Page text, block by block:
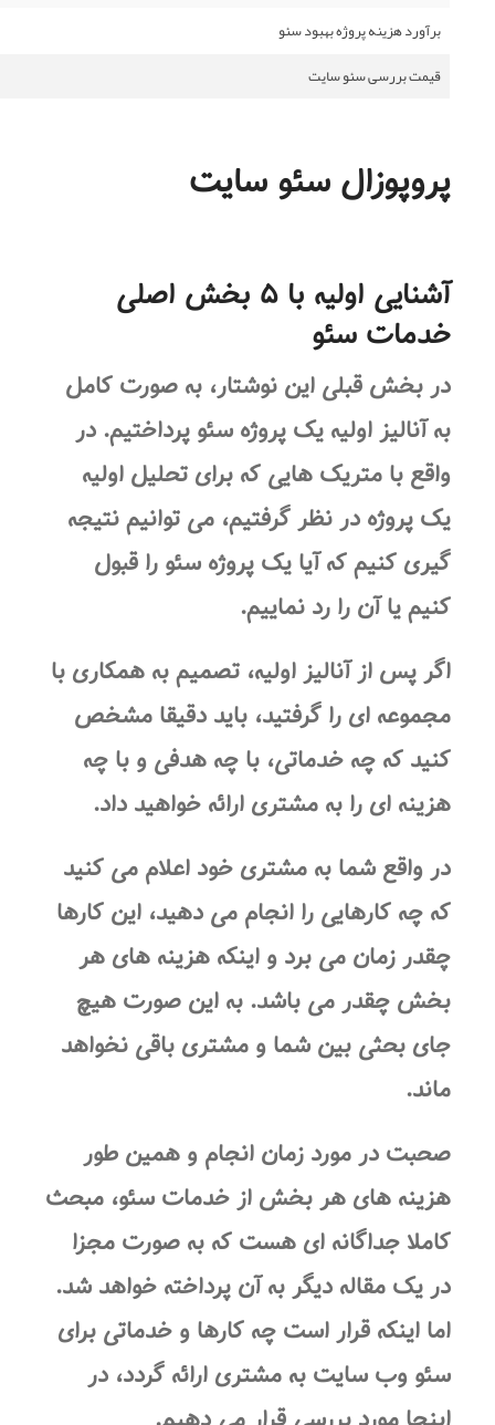
برآورد هزینه پروژه بهبود سئو
قیمت بررسی سئو سایت
پروپوزال سئو سایت
آشنایی اولیه با ۵ بخش اصلی
خدمات سئو
در بخش قبلی این نوشتار، به صورت کامل
به آنالیز اولیه یک پروژه سئو پرداختیم. در
واقع با متریک هایی که برای تحلیل اولیه
یک پروژه در نظر گرفتیم، می توانیم نتیجه
گیری کنیم که آیا یک پروژه سئو را قبول
کنیم یا آن را رد نماییم.
اگر پس از آنالیز اولیه، تصمیم به همکاری با
مجموعه ای را گرفتید، باید دقیقا مشخص
کنید که چه خدماتی، با چه هدفی و با چه
هزینه ای را به مشتری ارائه خواهید داد.
در واقع شما به مشتری خود اعلام می کنید
که چه کارهایی را انجام می دهید، این کارها
چقدر زمان می برد و اینکه هزینه های هر
بخش چقدر می باشد. به این صورت هیچ
جای بحثی بین شما و مشتری باقی نخواهد
ماند.
صحبت در مورد زمان انجام و همین طور
هزینه های هر بخش از خدمات سئو، مبحث
کاملا جداگانه ای هست که به صورت مجزا
در یک مقاله دیگر به آن پرداخته خواهد شد.
اما اینکه قرار است چه کارها و خدماتی برای
سئو وب سایت به مشتری ارائه گردد، در